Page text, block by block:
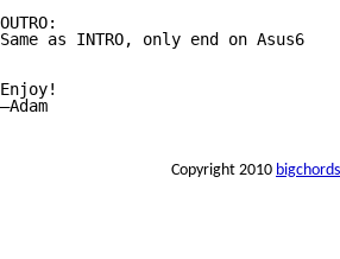
OUTRO:
Same as INTRO, only end on Asus6
Enjoy!
—Adam
Copyright 2010